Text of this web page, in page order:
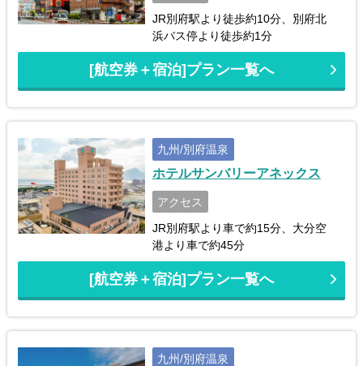
JR別府駅より徒歩約10分、別府北
浜バス停より徒歩約1分
[航空券＋宿泊]プラン一覧へ
九州/別府温泉
ホテルサンバリーアネックス
アクセス
JR別府駅より車で約15分、大分空
港より車で約45分
[航空券＋宿泊]プラン一覧へ
九州/別府温泉